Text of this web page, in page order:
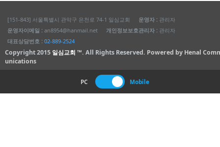
[151-843] 서울특별시 관악구 은천로 74-1 일심교회 운영자 : 관리자
운영자이메일 : an8954@hanmail.net 개인정보보호관리자 : 관리자
대표상담번호 : 02-889-2524
Copyright 2015 일심교회 ™. All Rights Reserved. Powered by Henal
unications
PC Mobile